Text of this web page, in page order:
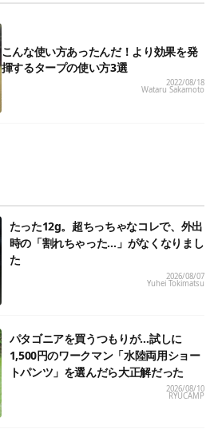
こんな使い方あったんだ！より効果を発
揮するタープの使い方3選
2022/08/18
Wataru Sakamoto
たった12g。超ちっちゃなコレで、外出
時の「割れちゃった…」がなくなりまし
た
2026/08/07
Yuhei Tokimatsu
パタゴニアを買うつもりが…試しに
1,500円のワークマン「水陸両用ショー
トパンツ」を選んだら大正解だった
2026/08/10
RYUCAMP